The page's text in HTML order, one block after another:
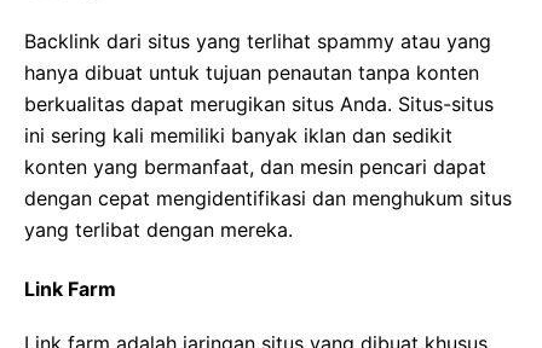
Backlink dari situs yang terlihat spammy atau yang
hanya dibuat untuk tujuan penautan tanpa konten
berkualitas dapat merugikan situs Anda. Situs-situs
ini sering kali memiliki banyak iklan dan sedikit
konten yang bermanfaat, dan mesin pencari dapat
dengan cepat mengidentifikasi dan menghukum situs
yang terlibat dengan mereka.
Link Farm
Link farm adalah jaringan situs yang dibuat khusus